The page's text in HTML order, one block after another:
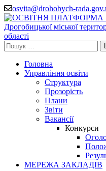
Перейти
до
вмісту
(натисніть
Enter)
osvita@drohobych-
Пошук:
Головна
Управління освіти
Структура
Прозорість
Плани
Звіти
Вакансії
Конкурси
МЕРЕЖА ЗАКЛАДІВ